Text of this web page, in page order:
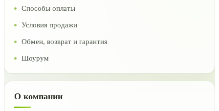
Способы оплаты
Условия продажи
Обмен, возврат и гарантия
Шоурум
О компании